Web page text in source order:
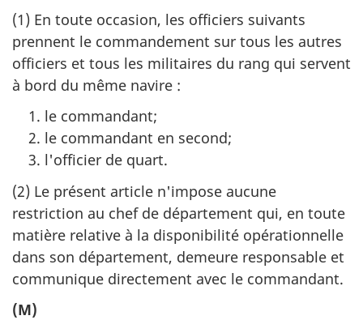
(1) En toute occasion, les officiers suivants
prennent le commandement sur tous les autres
officiers et tous les militaires du rang qui servent
à bord du même navire :
le commandant;
le commandant en second;
l'officier de quart.
(2) Le présent article n'impose aucune
restriction au chef de département qui, en toute
matière relative à la disponibilité opérationnelle
dans son département, demeure responsable et
communique directement avec le commandant.
(M)